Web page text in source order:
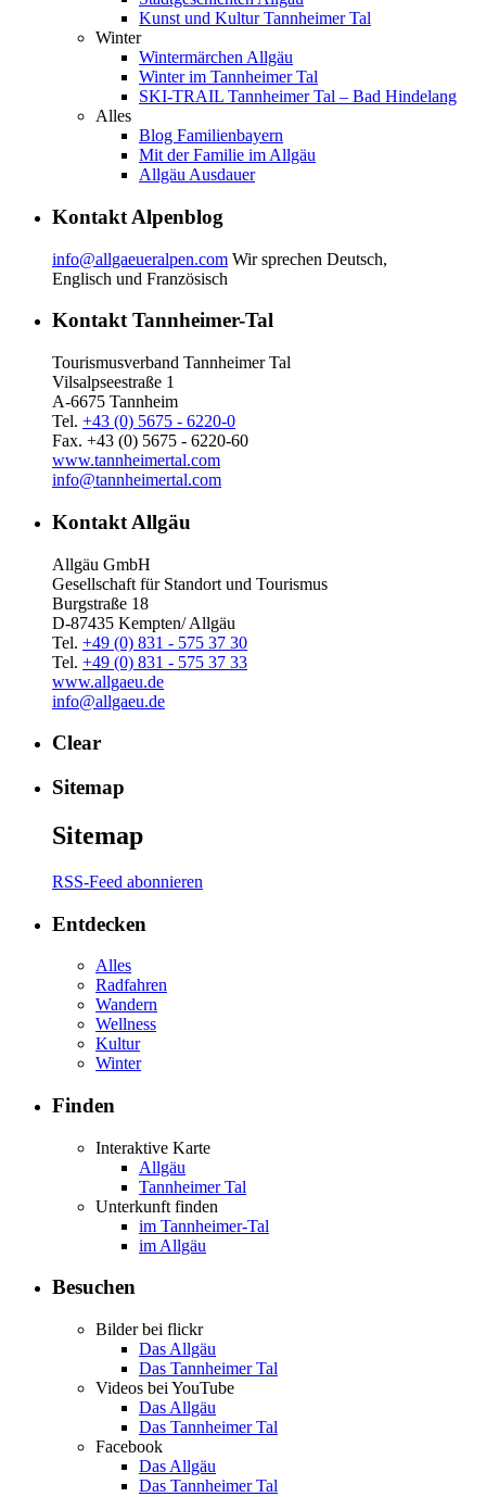
Kunst und Kultur Tannheimer Tal
Winter
Wintermärchen Allgäu
Winter im Tannheimer Tal
SKI-TRAIL Tannheimer Tal – Bad Hindelang
Alles
Blog Familienbayern
Mit der Familie im Allgäu
Allgäu Ausdauer
Kontakt Alpenblog
info@allgaeueralpen.com Wir sprechen Deutsch,
Englisch und Französisch
Kontakt Tannheimer-Tal
Tourismusverband Tannheimer Tal
Vilsalpseestraße 1
A-6675 Tannheim
Tel. +43 (0) 5675 - 6220-0
Fax. +43 (0) 5675 - 6220-60
www.tannheimertal.com
info@tannheimertal.com
Kontakt Allgäu
Allgäu GmbH
Gesellschaft für Standort und Tourismus
Burgstraße 18
D-87435 Kempten/ Allgäu
Tel. +49 (0) 831 - 575 37 30
Tel. +49 (0) 831 - 575 37 33
www.allgaeu.de
info@allgaeu.de
Clear
Sitemap
Sitemap
RSS-Feed abonnieren
Entdecken
Alles
Radfahren
Wandern
Wellness
Kultur
Winter
Finden
Interaktive Karte
Allgäu
Tannheimer Tal
Unterkunft finden
im Tannheimer-Tal
im Allgäu
Besuchen
Bilder bei flickr
Das Allgäu
Das Tannheimer Tal
Videos bei YouTube
Das Allgäu
Das Tannheimer Tal
Facebook
Das Allgäu
Das Tannheimer Tal